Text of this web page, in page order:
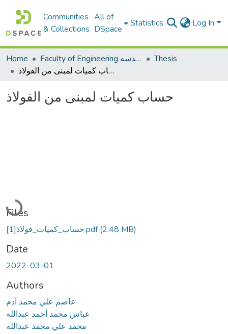
Communities
& Collections
All of
DSpace
Statistics Log In
Home Faculty of Engineering كلية الهندسه
Thesis
حساب كميات لمبنى من الفولاذ
حساب كميات لمبنى من الفولاذ
Loading...
Files
حساب_كميات_فولاذ[1].pdf(2.48 MB)
Date
2022-03-01
Authors
عاصم علي محمد آدم
عباس محمد أحمد عبدالله
محمد علي محمد عبدالله